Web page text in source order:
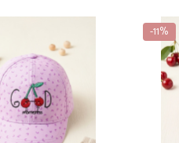
-11%